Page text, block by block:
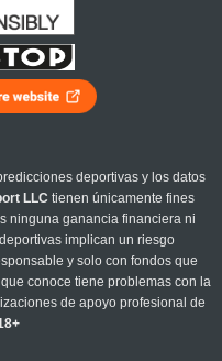
deportivas y los datos
LLC tienen únicamente fines
ninguna ganancia financiera ni
implican un riesgo
y solo con fondos que
conoce tiene problemas con la
de apoyo profesional de